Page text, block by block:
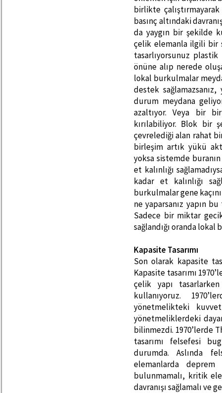
birlikte
basınç altındaki
da yaygın bir şekilde
çelik elemanla ilgili bir
tasarlıyorsunuz
önüne alıp nerede
lokal burkulmalar
destek
durum meydana
azaltıyor. Veya bir
kırılabiliyor. Blok bir
çevrelediği alan rahat
birleşim artık yükü
yoksa sistemde
et kalınlığı
kadar et kalınlığı
burkulmalar gene
ne yaparsanız yapın
Sadece bir miktar
sağlandığı oranda
Kapasite Tasarımı
Son olarak kapasite
Kapasite tasarımı
çelik yapı
kullanıyoruz.
yönetmelikteki
yönetmeliklerdeki
bilinmezdi. 1970’lerde
tasarımı felsefesi
durumda. Aslında
elemanlarda
bulunmamalı, kritik
davranışı sağlamalı ve